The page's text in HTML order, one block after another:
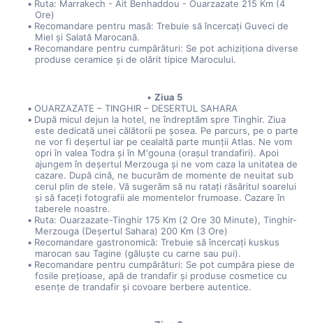
Ruta: Marrakech - Ait Benhaddou - Ouarzazate 215 Km (4
Ore)
Recomandare pentru masă: Trebuie să încercați Guveci de
Miel și Salată Marocană.
Recomandare pentru cumpărături: Se pot achiziționa diverse
produse ceramice și de olărit tipice Marocului.
Ziua 5
OUARZAZATE – TINGHIR – DESERTUL SAHARA
După micul dejun la hotel, ne îndreptăm spre Tinghir. Ziua
este dedicată unei călătorii pe șosea. Pe parcurs, pe o parte
ne vor fi deșertul iar pe cealaltă parte munții Atlas. Ne vom
opri în valea Todra și în M'gouna (orașul trandafiri). Apoi
ajungem în deșertul Merzouga și ne vom caza la unitatea de
cazare. După cină, ne bucurăm de momente de neuitat sub
cerul plin de stele. Vă sugerăm să nu ratați răsăritul soarelui
și să faceți fotografii ale momentelor frumoase. Cazare în
taberele noastre.
Ruta: Ouarzazate-Tinghir 175 Km (2 Ore 30 Minute), Tinghir-
Merzouga (Deșertul Sahara) 200 Km (3 Ore)
Recomandare gastronomică: Trebuie să încercați kuskus
marocan sau Tagine (găluște cu carne sau pui).
Recomandare pentru cumpărături: Se pot cumpăra piese de
fosile prețioase, apă de trandafir și produse cosmetice cu
esențe de trandafir și covoare berbere autentice.